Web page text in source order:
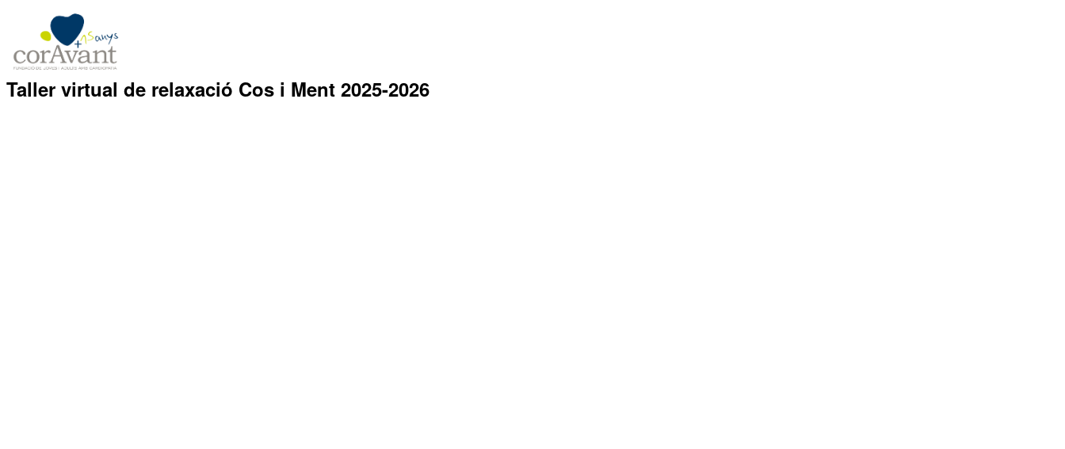
Taller virtual de relaxació Cos i Ment 2025-2026